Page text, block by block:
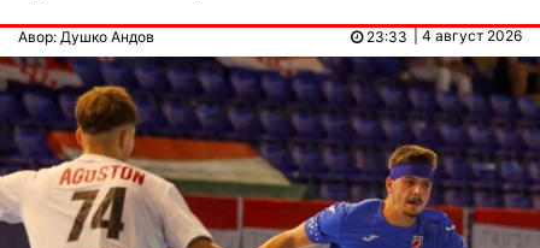
Авор: Душко Андов | 4 август 2026
23:33